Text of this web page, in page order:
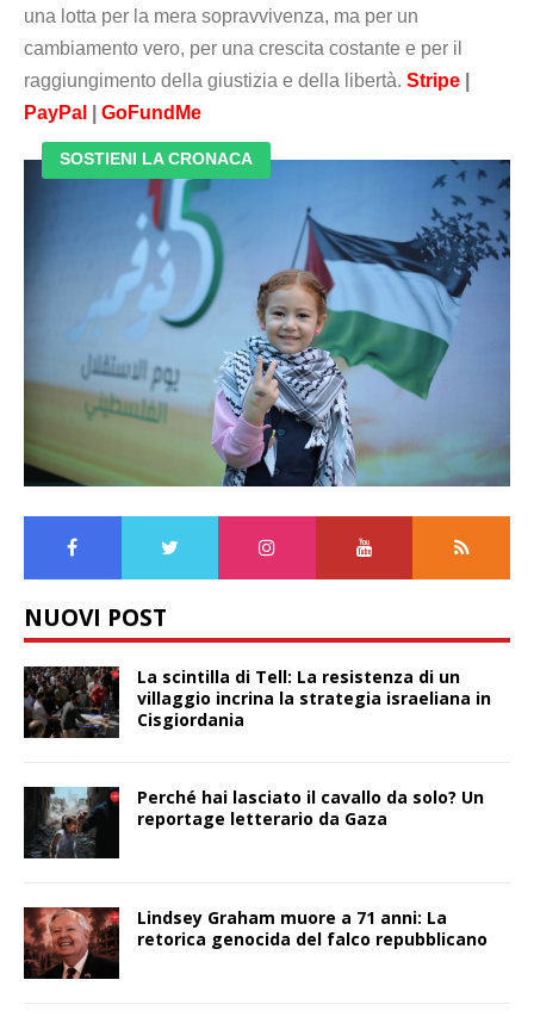
una lotta per la mera sopravvivenza, ma per un
cambiamento vero, per una crescita costante e per il
raggiungimento della giustizia e della libertà. Stripe
PayPal
GoFundMe
SOSTIENI LA CRONACA
NUOVI POST
La scintilla di Tell: La resistenza di un
villaggio incrina la strategia israeliana in
Cisgiordania
Perché hai lasciato il cavallo da solo? Un
reportage letterario da Gaza
Lindsey Graham muore a 71 anni: La
retorica genocida del falco repubblicano